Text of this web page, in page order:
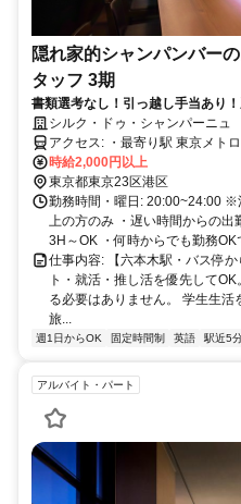
隠れ家的シャンパンバー
タッフ 3期
書類選考なし！引っ越し手当あり
人♪未経験アルバイト可能！週1～
触なし＆集客なし＆ノルマなし＆
スOK＆副業・WワークOK※オープ
シルク・ドゥ・シャンパーニュ
アクセス: ・最寄り駅 東京メトロ日比谷線、都営大江戸線 六本木駅
徒歩5分 東京メトロ南北線、都営大江戸線 麻布十番駅 徒歩6分 東京メ
トロ千代田線 乃木坂駅 徒歩12分 ・最寄りバス停 六本木駅前バス停か
ら徒歩4分 （利用可能なバス系統：都01、渋88、反96） 車通勤OKで
すしバイク通勤OKです！ 都営大江戸線の新宿駅からは8分、代々木
駅からは6分で電車通勤でき、
電車通勤できます！ 東京メトロ日比谷線では中目黒駅から6分、恵比
寿駅からは4分で、銀座駅から
東京メトロ南北線だと目黒駅（
（10分）で、 東京メトロ千代田線なら赤坂駅（8分）、表参道駅（9
分）と大変便利です！ ※駅近5分以内ですが、車通勤OKですしバイ
【上京相談OK】 東京都や神奈川県横浜市や神奈川県川崎市からの応
募もOK！ 東京で働いてみたい方、六本木で接客に挑戦してみたい方
も歓迎します。 地方からの応募も相談OKです。 採用決定後、規定に
能です。 家賃補助は最大50％まで相談可能です。 ※社内規定あり 今
後も新規オープン予定があるた
指したい方も歓迎します。 接客だけでなく、お店づくりや新店舗づ
時給2,000円以上
東京都東京23区港区
勤務時間・曜日: 20:00~24:00 ※
上の方のみ ・遅い時間からの出
3H～OK ・何時からでも勤務OK
仕事内容: 【六本木駅・バス停
ト・就活・推し活を優先して
る必要はありません。 学生生活
旅...
週1日からOK 固定時間制 英語 駅近5
アルバイト・パート